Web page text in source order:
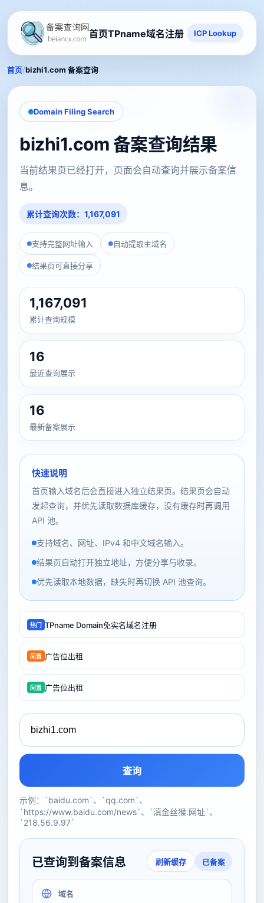
首页TPname域名注册 ICP Lookup
首页/bizhi1.com 备案查询
Domain Filing Search
bizhi1.com 备案查询结果
当前结果页已经打开，页面会自动查询并展示备案信
息。
累计查询次数：1,167,091
支持完整网址输入 自动提取主域名
结果页可直接分享
1,167,091
累计查询规模
16
最近查询展示
16
最新备案展示
快速说明
首页输入域名后会直接进入独立结果页。结果页会自动
发起查询，并优先读取数据库缓存，没有缓存时再调用
API 池。
支持域名、网址、IPv4 和中文域名输入。
结果页自动打开独立地址，方便分享与收录。
优先读取本地数据，缺失时再切换 API 池查询。
热门 TPname Domain免实名域名注册
闲置 广告位出租
闲置 广告位出租
查询
示例：`baidu.com`、`qq.com`、
`https://www.baidu.com/news`、`滇金丝猴.网址`、
`218.56.9.97`
已查询到备案信息 刷新缓存 已备案
域名